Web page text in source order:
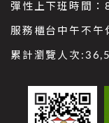
彈性上下班時間
服務櫃台中午不午
累計瀏覽人次: